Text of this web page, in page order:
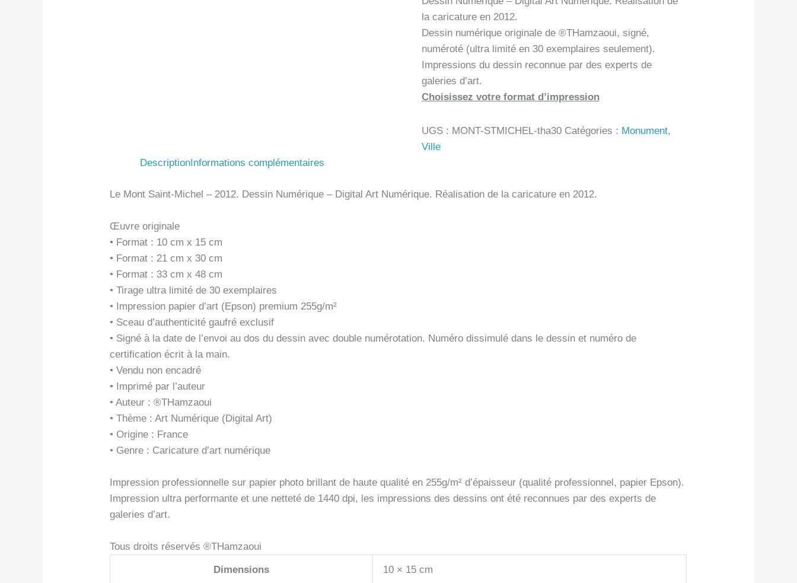
la caricature en 2012.
Dessin numérique originale de ®THamzaoui, signé,
numéroté (ultra limité en 30 exemplaires seulement).
Impressions du dessin reconnue par des experts de
galeries d’art.
Choisissez votre format d’impression
UGS : MONT-STMICHEL-tha30 Catégories : Monument,
Ville
DescriptionInformations complémentaires
Le Mont Saint-Michel – 2012. Dessin Numérique – Digital Art Numérique. Réalisation de la caricature en 2012.
Œuvre originale
• Format : 10 cm x 15 cm
• Format : 21 cm x 30 cm
• Format : 33 cm x 48 cm
• Tirage ultra limité de 30 exemplaires
• Impression papier d’art (Epson) premium 255g/m²
• Sceau d’authenticité gaufré exclusif
• Signé à la date de l’envoi au dos du dessin avec double numérotation. Numéro dissimulé dans le dessin et numéro de
certification écrit à la main.
• Vendu non encadré
• Imprimé par l’auteur
• Auteur : ®THamzaoui
• Thème : Art Numérique (Digital Art)
• Origine : France
• Genre : Caricature d’art numérique
Impression professionnelle sur papier photo brillant de haute qualité en 255g/m² d’épaisseur (qualité professionnel, papier Epson).
Impression ultra performante et une netteté de 1440 dpi, les impressions des dessins ont été reconnues par des experts de
galeries d’art.
Tous droits réservés ®THamzaoui
Dimensions 10 × 15 cm